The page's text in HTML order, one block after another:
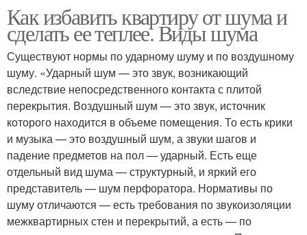
Как избавить квартиру от шума и
сделать ее теплее. Виды шума
Существуют нормы по ударному шуму и по воздушному
шуму. «Ударный шум — это звук, возникающий
вследствие непосредственного контакта с плитой
перекрытия. Воздушный шум — это звук, источник
которого находится в объеме помещения. То есть крики
и музыка — это воздушный шум, а звуки шагов и
падение предметов на пол — ударный. Есть еще
отдельный вид шума — структурный, и яркий его
представитель — шум перфоратора. Нормативы по
шуму отличаются — есть требования по звукоизоляции
межквартирных стен и перекрытий, а есть — по